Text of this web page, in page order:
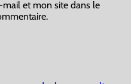
et mon site dans le